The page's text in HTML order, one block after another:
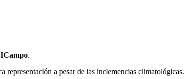
.
representación a pesar de las inclemencias climatológicas.